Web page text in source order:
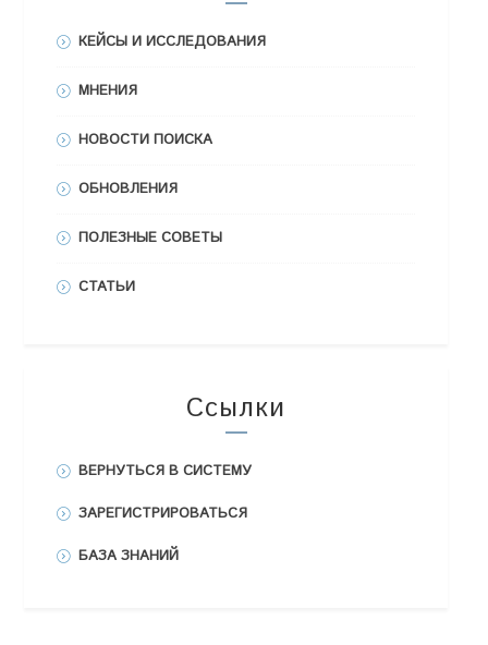
КЕЙСЫ И ИССЛЕДОВАНИЯ
МНЕНИЯ
НОВОСТИ ПОИСКА
ОБНОВЛЕНИЯ
ПОЛЕЗНЫЕ СОВЕТЫ
СТАТЬИ
Ссылки
ВЕРНУТЬСЯ В СИСТЕМУ
ЗАРЕГИСТРИРОВАТЬСЯ
БАЗА ЗНАНИЙ